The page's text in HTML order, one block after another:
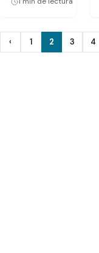
Paginación
‹ Anterior
1 2 3 4